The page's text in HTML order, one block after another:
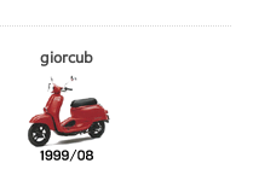
giorcub